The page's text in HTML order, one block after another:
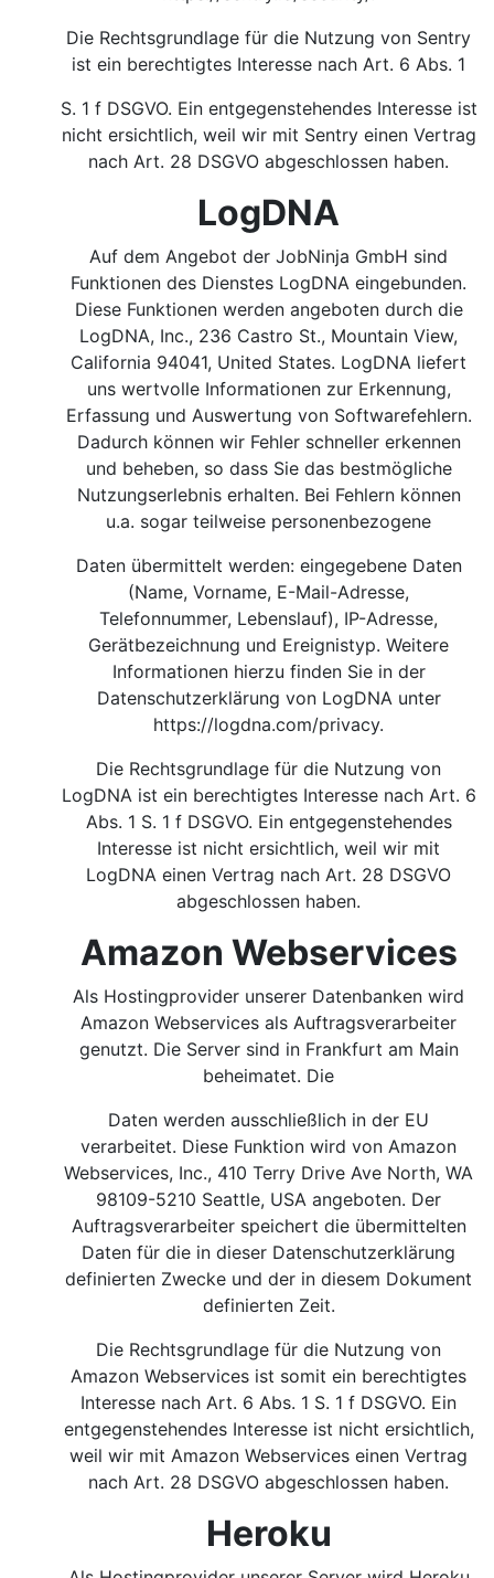
Die Rechtsgrundlage für die Nutzung von Sentry
ist ein berechtigtes Interesse nach Art. 6 Abs. 1
S. 1 f DSGVO. Ein entgegenstehendes Interesse ist
nicht ersichtlich, weil wir mit Sentry einen Vertrag
nach Art. 28 DSGVO abgeschlossen haben.
LogDNA
Auf dem Angebot der JobNinja GmbH sind
Funktionen des Dienstes LogDNA eingebunden.
Diese Funktionen werden angeboten durch die
LogDNA, Inc., 236 Castro St., Mountain View,
California 94041, United States. LogDNA liefert
uns wertvolle Informationen zur Erkennung,
Erfassung und Auswertung von Softwarefehlern.
Dadurch können wir Fehler schneller erkennen
und beheben, so dass Sie das bestmögliche
Nutzungserlebnis erhalten. Bei Fehlern können
u.a. sogar teilweise personenbezogene
Daten übermittelt werden: eingegebene Daten
(Name, Vorname, E-Mail-Adresse,
Telefonnummer, Lebenslauf), IP-Adresse,
Gerätbezeichnung und Ereignistyp. Weitere
Informationen hierzu finden Sie in der
Datenschutzerklärung von LogDNA unter
https://logdna.com/privacy.
Die Rechtsgrundlage für die Nutzung von
LogDNA ist ein berechtigtes Interesse nach Art. 6
Abs. 1 S. 1 f DSGVO. Ein entgegenstehendes
Interesse ist nicht ersichtlich, weil wir mit
LogDNA einen Vertrag nach Art. 28 DSGVO
abgeschlossen haben.
Amazon Webservices
Als Hostingprovider unserer Datenbanken wird
Amazon Webservices als Auftragsverarbeiter
genutzt. Die Server sind in Frankfurt am Main
beheimatet. Die
Daten werden ausschließlich in der EU
verarbeitet. Diese Funktion wird von Amazon
Webservices, Inc., 410 Terry Drive Ave North, WA
98109-5210 Seattle, USA angeboten. Der
Auftragsverarbeiter speichert die übermittelten
Daten für die in dieser Datenschutzerklärung
definierten Zwecke und der in diesem Dokument
definierten Zeit.
Die Rechtsgrundlage für die Nutzung von
Amazon Webservices ist somit ein berechtigtes
Interesse nach Art. 6 Abs. 1 S. 1 f DSGVO. Ein
entgegenstehendes Interesse ist nicht ersichtlich,
weil wir mit Amazon Webservices einen Vertrag
nach Art. 28 DSGVO abgeschlossen haben.
Heroku